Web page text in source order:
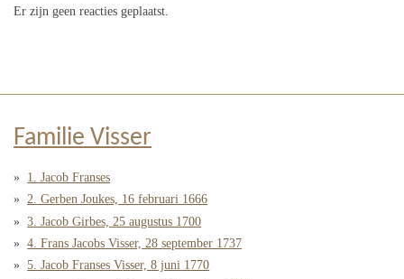
Er zijn geen reacties geplaatst.
Familie Visser
1. Jacob Franses
2. Gerben Joukes, 16 februari 1666
3. Jacob Girbes, 25 augustus 1700
4. Frans Jacobs Visser, 28 september 1737
5. Jacob Franses Visser, 8 juni 1770